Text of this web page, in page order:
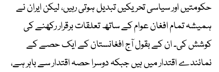
حکومتیں اور سیاسی تحریکیں تبدیل ہوتی رہیں، لیکن ایران نے
ہمیشہ تمام افغان عوام کے ساتھ تعلقات برقرار رکھنے کی
کوشش کی۔ ان کے بقول آج افغانستان کے ایک حصے کے
نمائندے اقتدار میں ہیں جبکہ دوسرا حصہ اقتدار سے باہر ہے،